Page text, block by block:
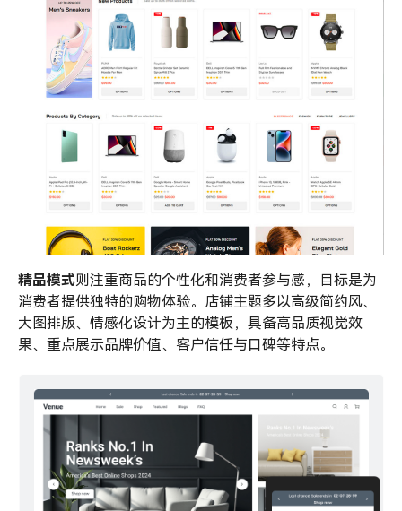
精品模式则注重商品的个性化和消费者参与感，目标是为
消费者提供独特的购物体验。店铺主题多以高级简约风、
大图排版、情感化设计为主的模板，具备高品质视觉效
果、重点展示品牌价值、客户信任与口碑等特点。